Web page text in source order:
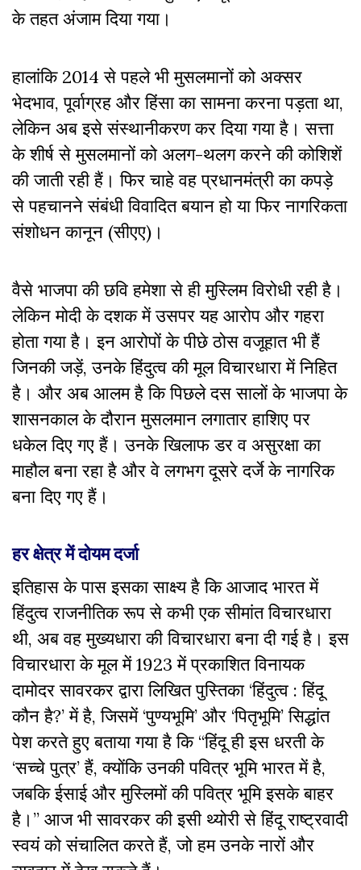
के तहत अंजाम दिया गया।
हालांकि 2014 से पहले भी मुसलमानों को अक्सर
भेदभाव, पूर्वाग्रह और हिंसा का सामना करना पड़ता था,
लेकिन अब इसे संस्थानीकरण कर दिया गया है। सत्ता
के शीर्ष से मुसलमानों को अलग-थलग करने की कोशिशें
की जाती रही हैं। फिर चाहे वह प्रधानमंत्री का कपड़े
से पहचानने संबंधी विवादित बयान हो या फिर नागरिकता
संशोधन कानून (सीएए)।
वैसे भाजपा की छवि हमेशा से ही मुस्लिम विरोधी रही है।
लेकिन मोदी के दशक में उसपर यह आरोप और गहरा
होता गया है। इन आरोपों के पीछे ठोस वजूहात भी हैं
जिनकी जड़ें, उनके हिंदुत्व की मूल विचारधारा में निहित
है। और अब आलम है कि पिछले दस सालों के भाजपा के
शासनकाल के दौरान मुसलमान लगातार हाशिए पर
धकेल दिए गए हैं। उनके खिलाफ डर व असुरक्षा का
माहौल बना रहा है और वे लगभग दूसरे दर्जे के नागरिक
बना दिए गए हैं।
हर क्षेत्र में दोयम दर्जा
इतिहास के पास इसका साक्ष्य है कि आजाद भारत में
हिंदुत्व राजनीतिक रूप से कभी एक सीमांत विचारधारा
थी, अब वह मुख्यधारा की विचारधारा बना दी गई है। इस
विचारधारा के मूल में 1923 में प्रकाशित विनायक
दामोदर सावरकर द्वारा लिखित पुस्तिका ‘हिंदुत्व : हिंदू
कौन है?’ में है, जिसमें ‘पुण्यभूमि’ और ‘पितृभूमि’ सिद्धांत
पेश करते हुए बताया गया है कि “हिंदू ही इस धरती के
‘सच्चे पुत्र’ हैं, क्योंकि उनकी पवित्र भूमि भारत में है,
जबकि ईसाई और मुस्लिमों की पवित्र भूमि इसके बाहर
है।” आज भी सावरकर की इसी थ्योरी से हिंदू राष्ट्रवादी
स्वयं को संचालित करते हैं, जो हम उनके नारों और